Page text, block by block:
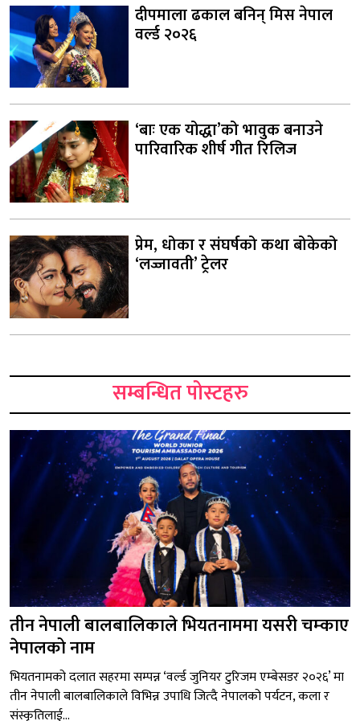
दीपमाला ढकाल बनिन् मिस नेपाल
वर्ल्ड २०२६
‘बाः एक योद्धा’को भावुक बनाउने
पारिवारिक शीर्ष गीत रिलिज
प्रेम, धोका र संघर्षको कथा बोकेको
‘लज्जावती’ ट्रेलर
सम्बन्धित पोस्टहरु
तीन नेपाली बालबालिकाले भियतनाममा यसरी चम्काए
नेपालको नाम
भियतनामको दलात सहरमा सम्पन्न ‘वर्ल्ड जुनियर टुरिजम एम्बेसडर २०२६’ मा
तीन नेपाली बालबालिकाले विभिन्न उपाधि जित्दै नेपालको पर्यटन, कला र
संस्कृतिलाई...